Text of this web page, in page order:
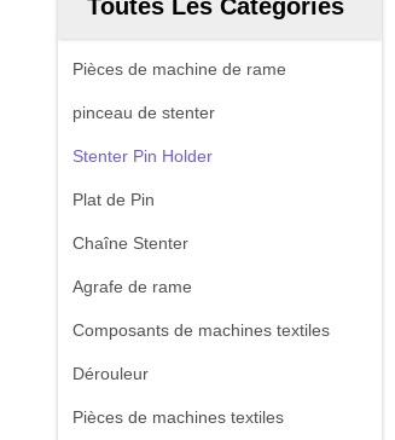
Toutes Les Catégories
Pièces de machine de rame
pinceau de stenter
Stenter Pin Holder
Plat de Pin
Chaîne Stenter
Agrafe de rame
Composants de machines textiles
Dérouleur
Pièces de machines textiles